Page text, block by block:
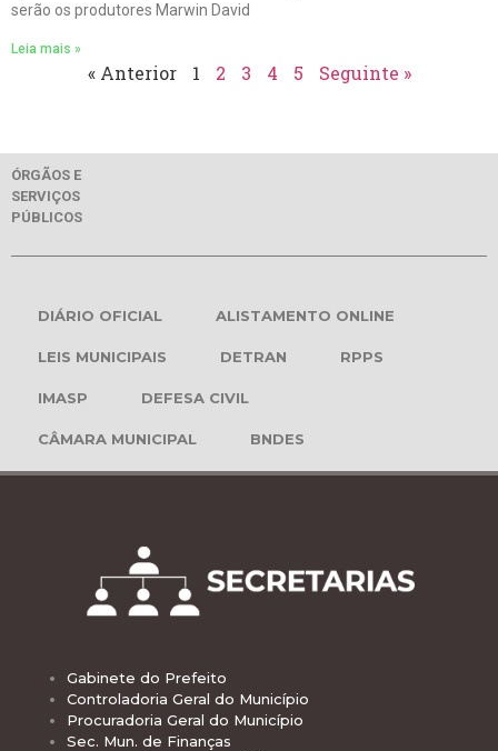
serão os produtores Marwin David
Leia mais »
« Anterior 1 2 3 4 5 Seguinte »
ÓRGÃOS E
SERVIÇOS
PÚBLICOS
DIÁRIO OFICIAL ALISTAMENTO ONLINE
LEIS MUNICIPAIS DETRAN RPPS
IMASP DEFESA CIVIL
CÂMARA MUNICIPAL BNDES
Gabinete do Prefeito
Controladoria Geral do Município
Procuradoria Geral do Município
Sec. Mun. de Finanças